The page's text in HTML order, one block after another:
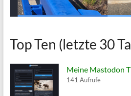
Top Ten (letzte 30
Meine Mastodon
141 Aufrufe